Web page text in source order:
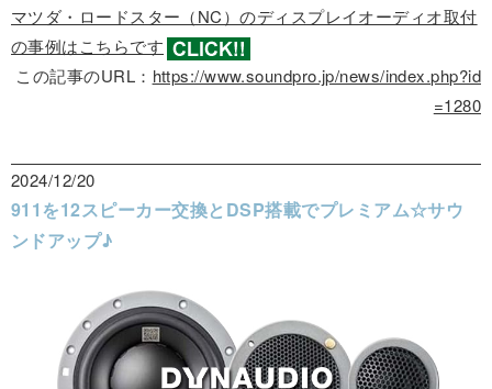
マツダ・ロードスター（NC）のディスプレイオーディオ取付
の事例はこちらです
この記事のURL： https://www.soundpro.jp/news/index.php?id
=1280
2024/12/20
911を12スピーカー交換とDSP搭載でプレミアム☆サウ
ンドアップ♪